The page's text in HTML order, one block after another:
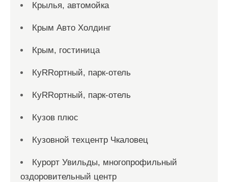
Крылья, автомойка
Крым Авто Холдинг
Крым, гостиница
КуRRортный, парк-отель
КуRRортный, парк-отель
Кузов плюс
Кузовной техцентр Чкаловец
Курорт Увильды, многопрофильный
оздоровительный центр